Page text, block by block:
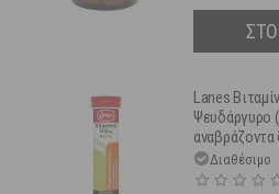
Lanes
Ψευδάργυρο
αναβράζοντα
Διαθέσιμο